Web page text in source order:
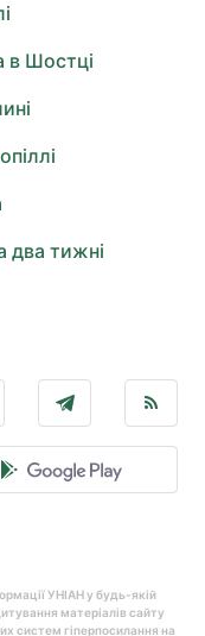
в Шостці
два тижні
УНІАН у будь-якій
матеріалів сайту
систем гіперпосилання на